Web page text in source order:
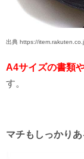
出典 https://
A4サイズの書類
す。
マチもしっかり